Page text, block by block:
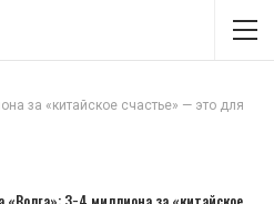
за «китайское счастье» — это для